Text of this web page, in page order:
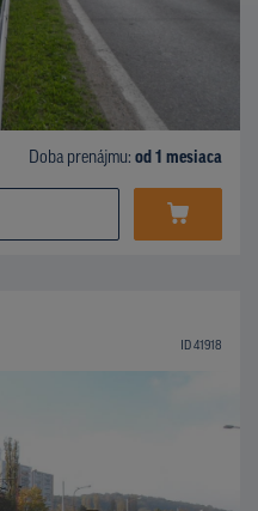
Doba prenájmu: od 1 mesiaca
ID 41918